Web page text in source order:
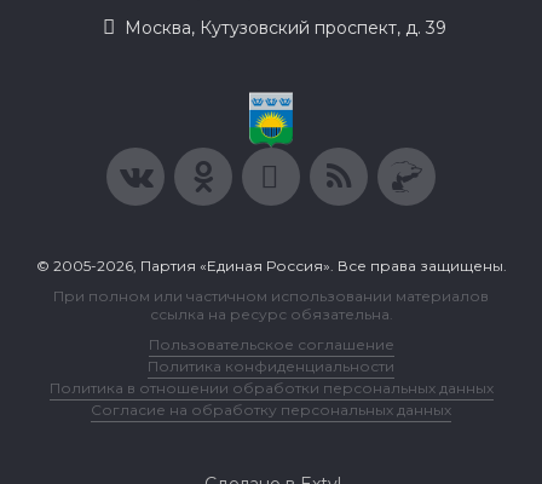
Москва, Кутузовский проспект, д. 39
© 2005-2026, Партия «Единая Россия». Все права защищены.
При полном или частичном использовании материалов
ссылка на ресурс обязательна.
Пользовательское соглашение
Политика конфиденциальности
Политика в отношении обработки персональных данных
Согласие на обработку персональных данных